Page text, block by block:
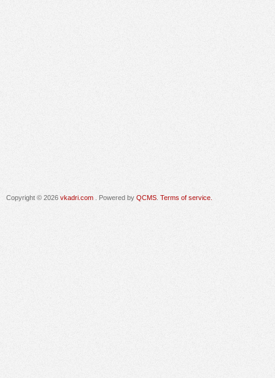
Copyright © 2026 vkadri.com . Powered by QCMS Terms of service.